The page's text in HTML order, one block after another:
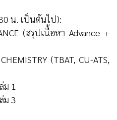
น. เป็นต้นไป):
(สรุปเนื้อหา Advance +
(TBAT, CU-ATS,
ม 1
ม 3